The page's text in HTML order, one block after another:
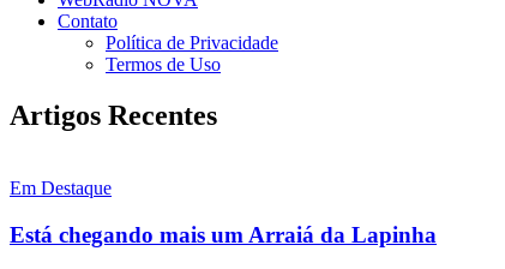
Contato
Política de Privacidade
Termos de Uso
Artigos Recentes
Em Destaque
Está chegando mais um Arraiá da Lapinha